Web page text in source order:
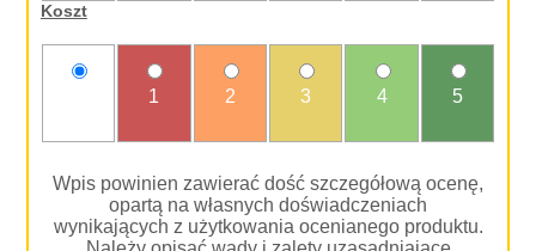
Koszt
1 2 3 4 5
Wpis powinien zawierać dość szczegółową ocenę,
opartą na własnych doświadczeniach
wynikających z użytkowania ocenianego produktu.